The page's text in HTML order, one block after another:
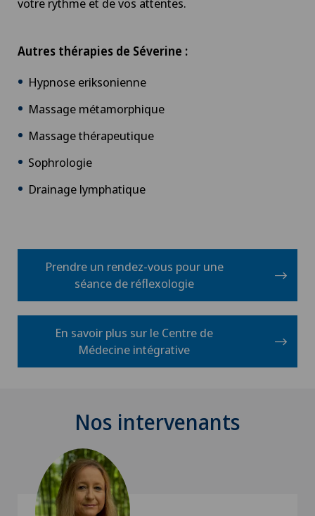
Autres thérapies de Séverine :
Hypnose eriksonienne
Massage métamorphique
Massage thérapeutique
Sophrologie
Drainage lymphatique
Prendre un rendez-vous pour une
séance de réflexologie
En savoir plus sur le Centre de
Médecine intégrative
Nos intervenants